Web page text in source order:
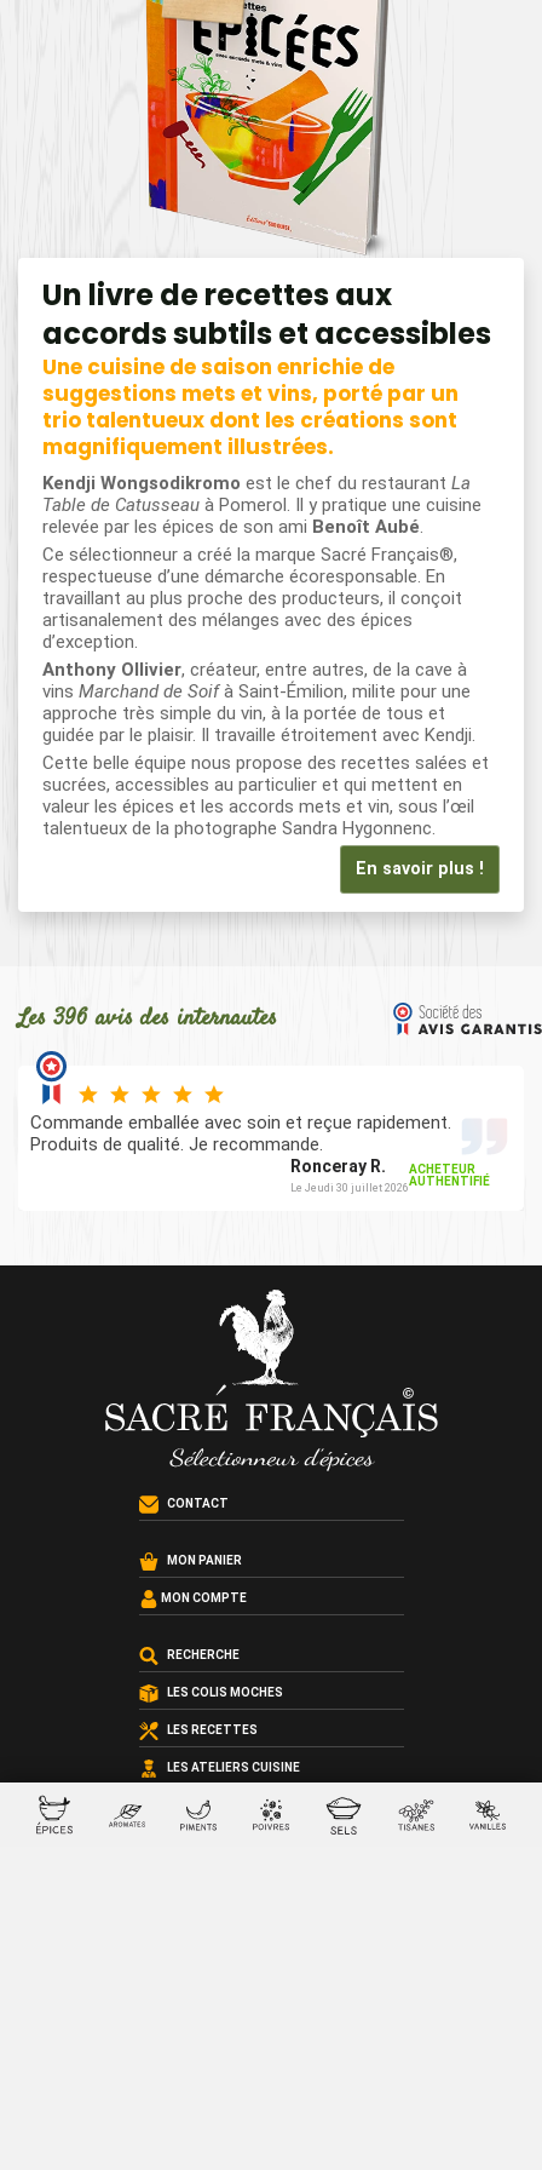
Un livre de recettes aux
accords subtils et accessibles
Une cuisine de saison enrichie de
suggestions mets et vins, porté par un
trio talentueux dont les créations sont
magnifiquement illustrées.
Kendji Wongsodikromo est le chef du restaurant La
Table de Catusseau à Pomerol. Il y pratique une cuisine
relevée par les épices de son ami Benoît Aubé.
Ce sélectionneur a créé la marque Sacré Français®,
respectueuse d’une démarche écoresponsable. En
travaillant au plus proche des producteurs, il conçoit
artisanalement des mélanges avec des épices
d’exception.
Anthony Ollivier, créateur, entre autres, de la cave à
vins Marchand de Soifà Saint-Émilion, milite pour une
approche très simple du vin, à la portée de tous et
guidée par le plaisir. Il travaille étroitement avec Kendji.
Cette belle équipe nous propose des recettes salées et
sucrées, accessibles au particulier et qui mettent en
valeur les épices et les accords mets et vin, sous l’œil
talentueux de la photographe Sandra Hygonnenc.
En savoir plus !
Les 396 avis des internautes
Commande emballée avec soin et reçue rapidement.
Produits de qualité. Je recommande.
Ronceray R.
Le Jeudi 30 juillet 2026
ACHETEUR
AUTHENTIFIÉ
CONTACT
MON PANIER
MON COMPTE
RECHERCHE
LES COLIS MOCHES
LES RECETTES
LES ATELIERS CUISINE
LES COFFRETS SUR-MESURE